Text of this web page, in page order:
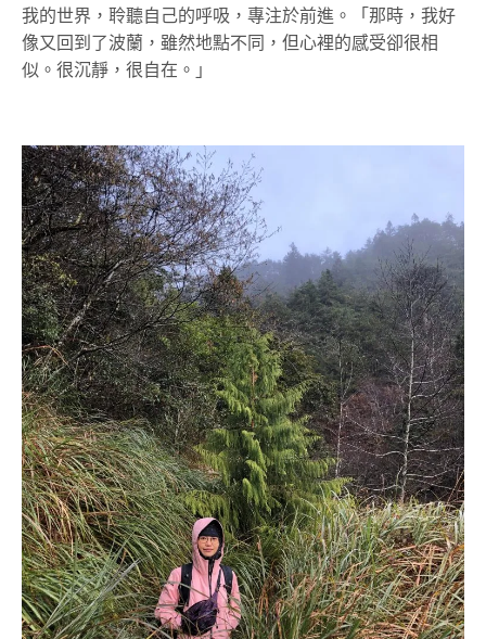
我的世界，聆聽自己的呼吸，專注於前進。「那時，我好
像又回到了波蘭，雖然地點不同，但心裡的感受卻很相
似。很沉靜，很自在。」